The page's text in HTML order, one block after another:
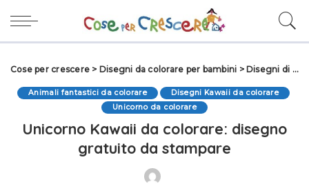
Cose per crescere > Disegni da colorare per bambini > Disegni di Animali da colorare
Animali fantastici da colorare
Disegni Kawaii da colorare
Unicorno da colorare
Unicorno Kawaii da colorare: disegno
gratuito da stampare